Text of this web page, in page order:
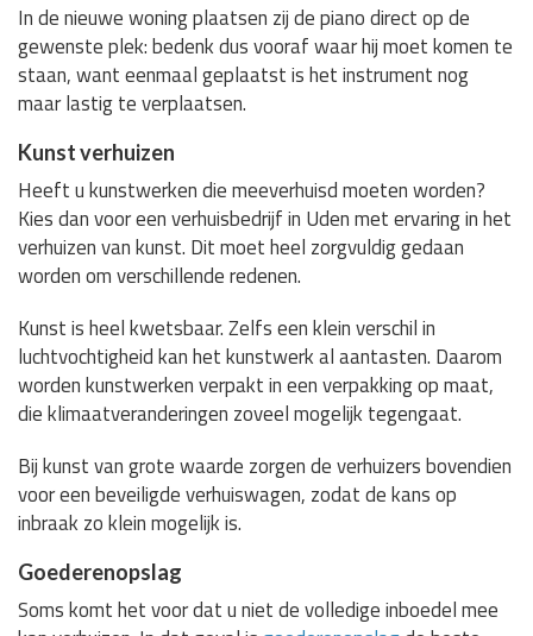
In de nieuwe woning plaatsen zij de piano direct op de
gewenste plek: bedenk dus vooraf waar hij moet komen te
staan, want eenmaal geplaatst is het instrument nog
maar lastig te verplaatsen.
Kunst verhuizen
Heeft u kunstwerken die meeverhuisd moeten worden?
Kies dan voor een verhuisbedrijf in Uden met ervaring in het
verhuizen van kunst. Dit moet heel zorgvuldig gedaan
worden om verschillende redenen.
Kunst is heel kwetsbaar. Zelfs een klein verschil in
luchtvochtigheid kan het kunstwerk al aantasten. Daarom
worden kunstwerken verpakt in een verpakking op maat,
die klimaatveranderingen zoveel mogelijk tegengaat.
Bij kunst van grote waarde zorgen de verhuizers bovendien
voor een beveiligde verhuiswagen, zodat de kans op
inbraak zo klein mogelijk is.
Goederenopslag
Soms komt het voor dat u niet de volledige inboedel mee